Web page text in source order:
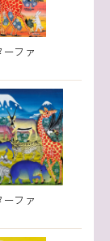
ファ
ファ